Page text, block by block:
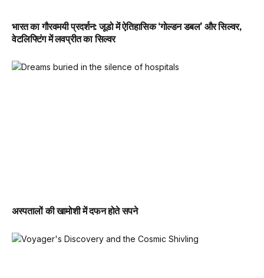
भारत का गौरवमयी प्रदर्शन: जूडो में ऐतिहासिक ‘गोल्डन डबल’ और सिल्वर,
वेटलिफ्टिंग में लवप्रीत का सिल्वर
अस्पतालों की खामोशी में दफन होते सपने